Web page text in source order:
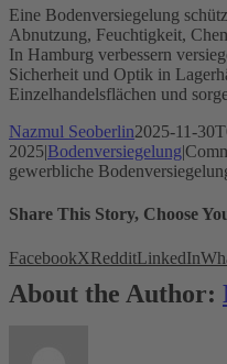
Eine Bodenversiegelung
Abnutzung, Feuchtigkeit,
In Hamburg verbessern
Sicherheit und Optik in
Einzelhandelsflächen und
Nazmul Seoberlin2025-11-
2025|Bodenversiegelung|
gewerbliche
Share This Story, Choose
FacebookXRedditLinkedIn
About the Author: